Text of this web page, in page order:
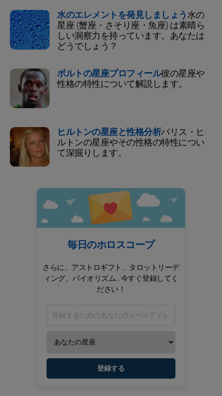
水のエレメントを発見しましょう水の
星座 (蟹座・さそり座・魚座) は素晴ら
しい洞察力を持っています。あなたは
どうでしょう？
ボルトの星座プロフィール彼の星座や
性格の特性について解説します。
ヒルトンの星座と性格分析パリス・ヒ
ルトンの星座やその性格の特性につい
て深掘りします。
毎日のホロスコープ
さらに、アストロギフト、タロットリーデ
ィング、バイオリズム...今すぐ登録してく
ださい！
登録する